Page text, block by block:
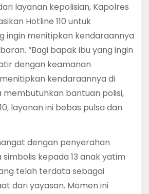
layanan kepolisian, Kapolres
Hotline 110 untuk
ingin menitipkan kendaraannya
“Bagi bapak ibu yang ingin
dengan keamanan
kendaraannya di
membutuhkan bantuan polisi,
layanan ini bebas pulsa dan
dengan penyerahan
kepada 13 anak yatim
telah terdata sebagai
dari yayasan. Momen ini